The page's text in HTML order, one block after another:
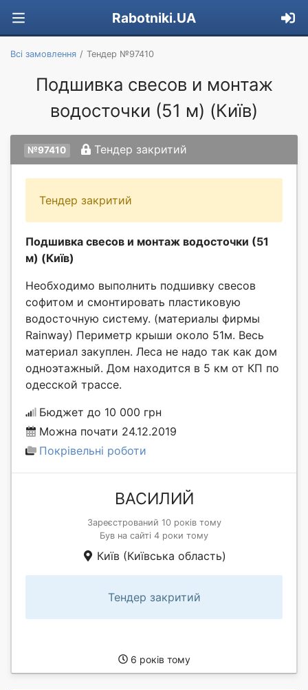
Rabotniki.UA
Всі замовлення Тендер №97410
Подшивка свесов и монтаж
водосточки (51 м) (Київ)
№97410 Тендер закритий
Тендер закритий
Подшивка свесов и монтаж водосточки (51
м) (Київ)
Необходимо выполнить подшивку свесов
софитом и смонтировать пластиковую
водосточную систему. (материалы фирмы
Rainway) Периметр крыши около 51м. Весь
материал закуплен. Леса не надо так как дом
одноэтажный. Дом находится в 5 км от КП по
одесской трассе.
Бюджет до 10 000 грн
Можна почати 24.12.2019
Покрівельні роботи
ВАСИЛИЙ
Зареєстрований 10 років тому
Був на сайті 4 роки тому
Київ (Київська область)
Тендер закритий
6 років тому